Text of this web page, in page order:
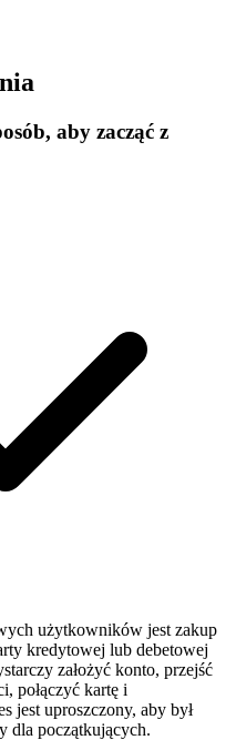
aby zacząć z
użytkowników jest zakup
kredytowej lub debetowej
założyć konto, przejść
połączyć kartę i
jest uproszczony, aby był
dla początkujących.